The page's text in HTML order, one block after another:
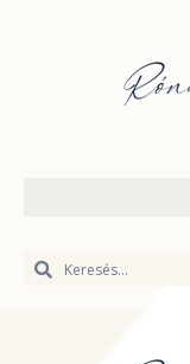
Keresés
Keresés